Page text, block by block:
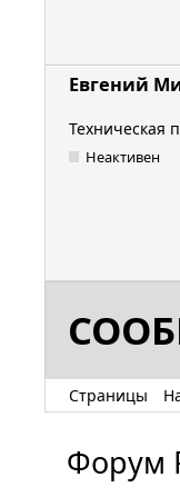
Евгений
Техническая
Неактивен
Страницы
Форум